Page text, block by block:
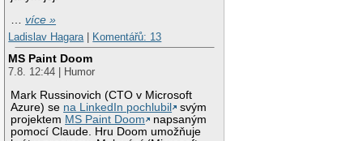
…více »
Ladislav Hagara| Komentářů: 13
MS Paint Doom
7.8. 12:44 | Humor
Mark Russinovich (CTO v Microsoft
Azure) se na LinkedIn pochlubil
svým
projektem MS Paint Doom
napsaným
pomocí Claude. Hru Doom umožňuje